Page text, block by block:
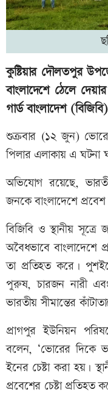
কুষ্টিয়ার দৌলতপুর
বাংলাদেশে ঠেলে
গার্ড বাংলাদেশ
শুক্রবার (১২ জুন) ভোরে
পিলার এলাকায় এ ঘটনা
অভিযোগ রয়েছে,
জনকে বাংলাদেশে প্রবেশ
বিজিবি ও স্থানীয়
অবৈধভাবে বাংলাদেশে
তা প্রতিহত করে।
পুরুষ, চারজন নারী
ভারতীয় সীমান্তের
প্রাগপুর ইউনিয়ন
বলেন, ‘ভোরের দিকে
ইনের চেষ্টা করা হয়।
প্রবেশের চেষ্টা প্রতিহত